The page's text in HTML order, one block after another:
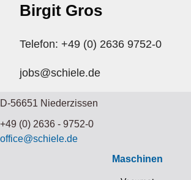
Birgit Gros
Telefon: +49 (0) 2636 9752-0
jobs@schiele.deSchiele Maschinenbau
D-56651 Niederzissen
+49 (0) 2636 - 9752-0
office@schiele.de
Maschinen